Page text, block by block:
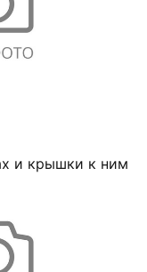
и крышки к ним